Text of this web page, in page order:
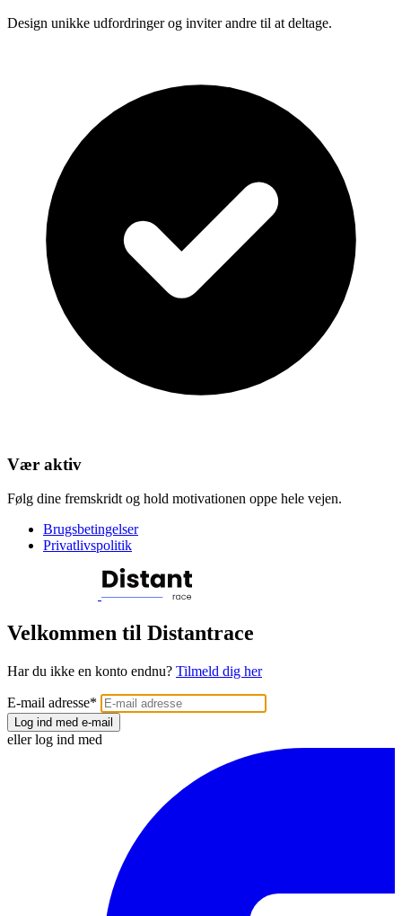
Design unikke udfordringer og inviter andre til at deltage.
Vær aktiv
Følg dine fremskridt og hold motivationen oppe hele vejen.
Brugsbetingelser
Privatlivspolitik
Velkommen til Distantrace
Har du ikke en konto endnu? Tilmeld dig her
E-mail adresse*
Log ind med e-mail
eller log ind med